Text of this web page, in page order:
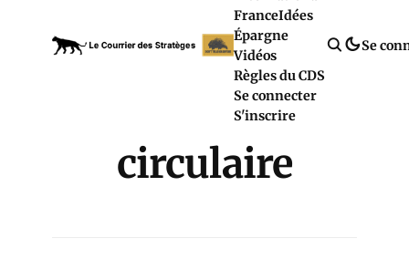
FranceIdées
Épargne
Vidéos
Règles du CDS
Se connecter
S'inscrire
Se
circulaire